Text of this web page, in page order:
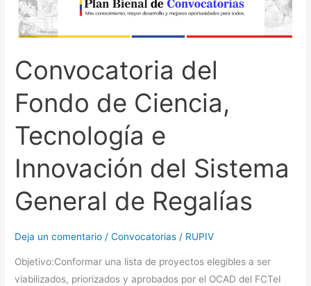
Convocatoria del
Fondo de Ciencia,
Tecnología e
Innovación del Sistema
General de Regalías
Deja un comentario /Convocatorias / RUPIV
Objetivo:Conformar una lista de proyectos elegibles a ser
viabilizados, priorizados y aprobados por el OCAD del FCTeI
Fondo
de
Tecnología
Innovación
Sistema
General
Regalías